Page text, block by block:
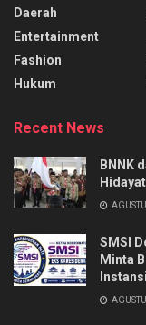
Daerah
Entertainment
Fashion
Hukum
Recent News
BNNK
SMSI
Minta